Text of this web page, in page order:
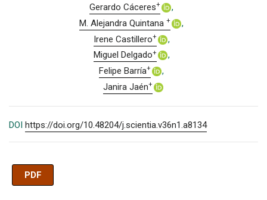
Gerardo Cáceres+
M. Alejandra Quintana +
Irene Castillero+
Miguel Delgado+
Felipe Barría+
Janira Jaén+
DOI https://doi.org/10.48204/j.scientia.v36n1.a8134
PDF